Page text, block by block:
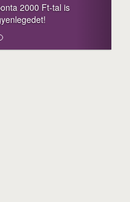
2000 Ft-tal is